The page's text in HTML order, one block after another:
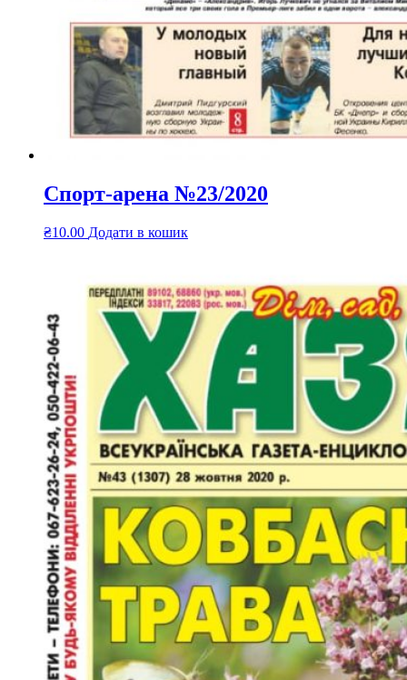
Спорт-арена №23/2020
₴10.00 Додати в кошик